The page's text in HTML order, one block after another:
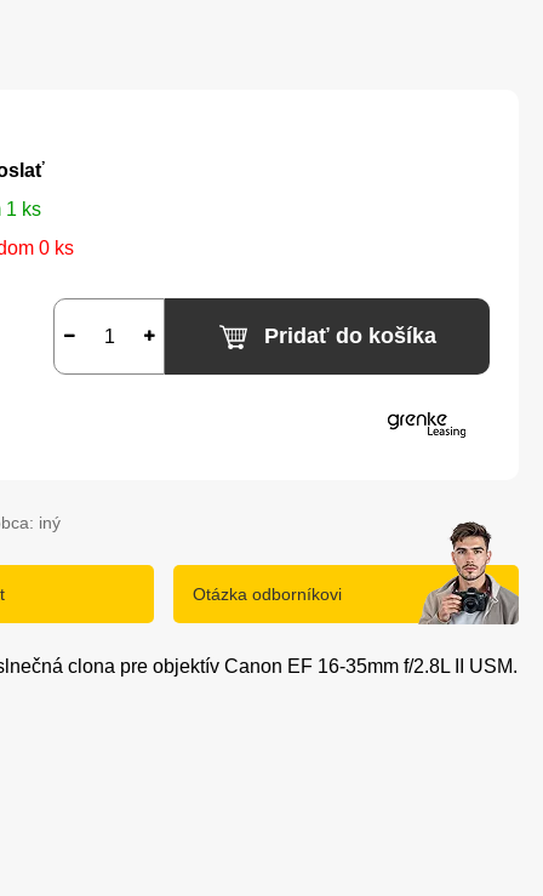
1 ks
0 ks
Pridať do košíka
iný
Otázka odborníkovi
clona pre objektív Canon EF 16-35mm f/2.8L II USM.